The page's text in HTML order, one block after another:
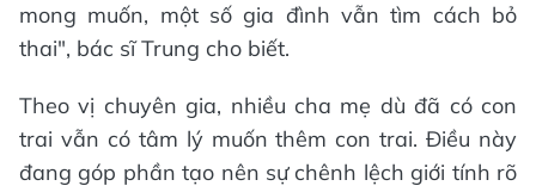
mong muốn, một số gia đình vẫn tìm cách bỏ
thai", bác sĩ Trung cho biết.
Theo vị chuyên gia, nhiều cha mẹ dù đã có con
trai vẫn có tâm lý muốn thêm con trai. Điều này
đang góp phần tạo nên sự chênh lệch giới tính rõ